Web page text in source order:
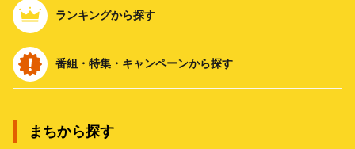
ランキングから探す
番組・特集・キャンペーンから探す
まちから探す